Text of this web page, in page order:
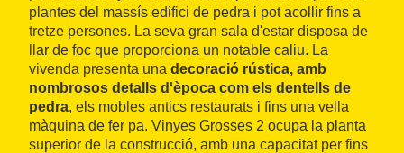
plantes del massís edifici de pedra i pot acollir fins a
tretze persones. La seva gran sala d'estar disposa de
llar de foc que proporciona un notable caliu. La
vivenda presenta una decoració rústica, amb
nombrosos detalls d'època com els dentells de
pedra, els mobles antics restaurats i fins una vella
màquina de fer pa. Vinyes Grosses 2 ocupa la planta
superior de la construcció, amb una capacitat per fins